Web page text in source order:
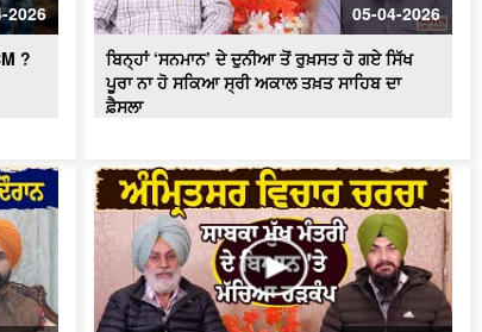
2026
?
05-04-2026
ਬਿਨ੍ਹਾਂ ‘ਸਨਮਾਨ’ ਦੇ ਦੁਨੀਆ ਤੋਂ ਰੁਖ਼ਸਤ ਹੋ ਗਏ ਸਿੱਖ
ਪੂਰਾ ਨਾ ਹੋ ਸਕਿਆ ਸ੍ਰੀ ਅਕਾਲ ਤਖ਼ਤ ਸਾਹਿਬ ਦਾ
ਫ਼ੈਸਲਾ